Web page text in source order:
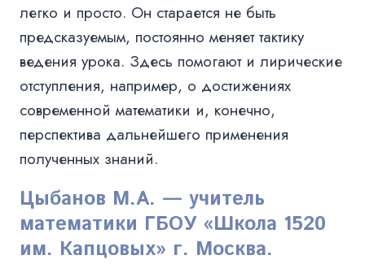
легко и просто. Он старается не быть
предсказуемым, постоянно меняет тактику
ведения урока. Здесь помогают и лирические
отступления, например, о достижениях
современной математики и, конечно,
перспектива дальнейшего применения
полученных знаний.
Цыбанов М.А. — учитель
математики ГБОУ «Школа 1520
им. Капцовых» г. Москва.